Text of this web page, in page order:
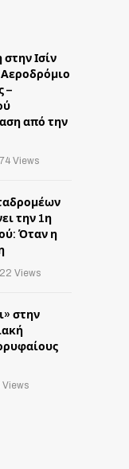
Ισίν
Αεροδρόμιο
–
από την
Views
την 1η
Όταν η
Views
στην
Views